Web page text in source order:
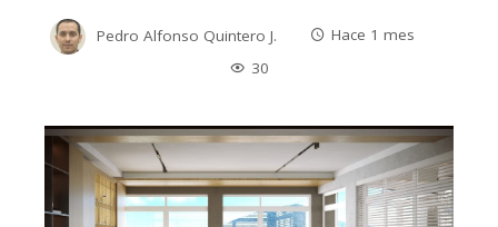
Pedro Alfonso Quintero J.
Hace 1 mes
30